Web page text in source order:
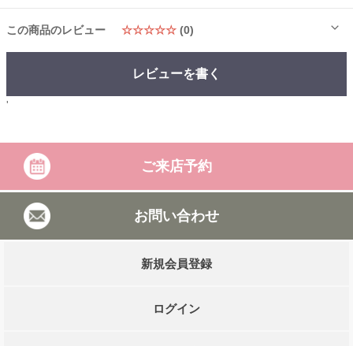
この商品のレビュー ☆☆☆☆☆ (0)
レビューを書く
'
ご来店予約
お問い合わせ
新規会員登録
ログイン